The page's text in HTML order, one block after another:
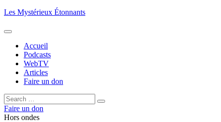
Aller
contenu
Les Mystérieux Étonnants
Accueil
Podcasts
WebTV
Articles
Faire un don
Rechercher :
Rechercher
Faire un don
Hors ondes